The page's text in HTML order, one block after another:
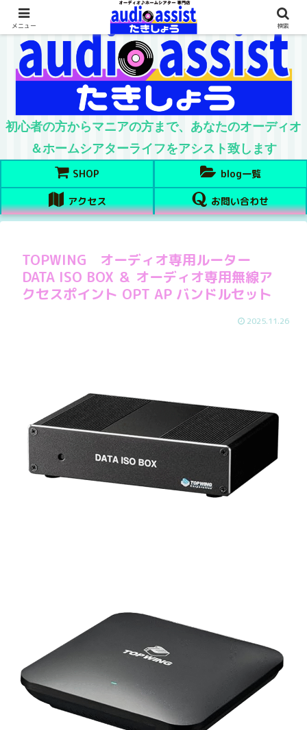
初心者の方からマニアの方まで、あなたのオーディオ
＆ホームシアターライフをアシスト致します
SHOP blog一覧
アクセス お問い合わせ
TOPWING オーディオ専用ルーター
DATA ISO BOX ＆ オーディオ専用無線ア
クセスポイント OPT AP バンドルセット
2025.11.26
メニュー 検索